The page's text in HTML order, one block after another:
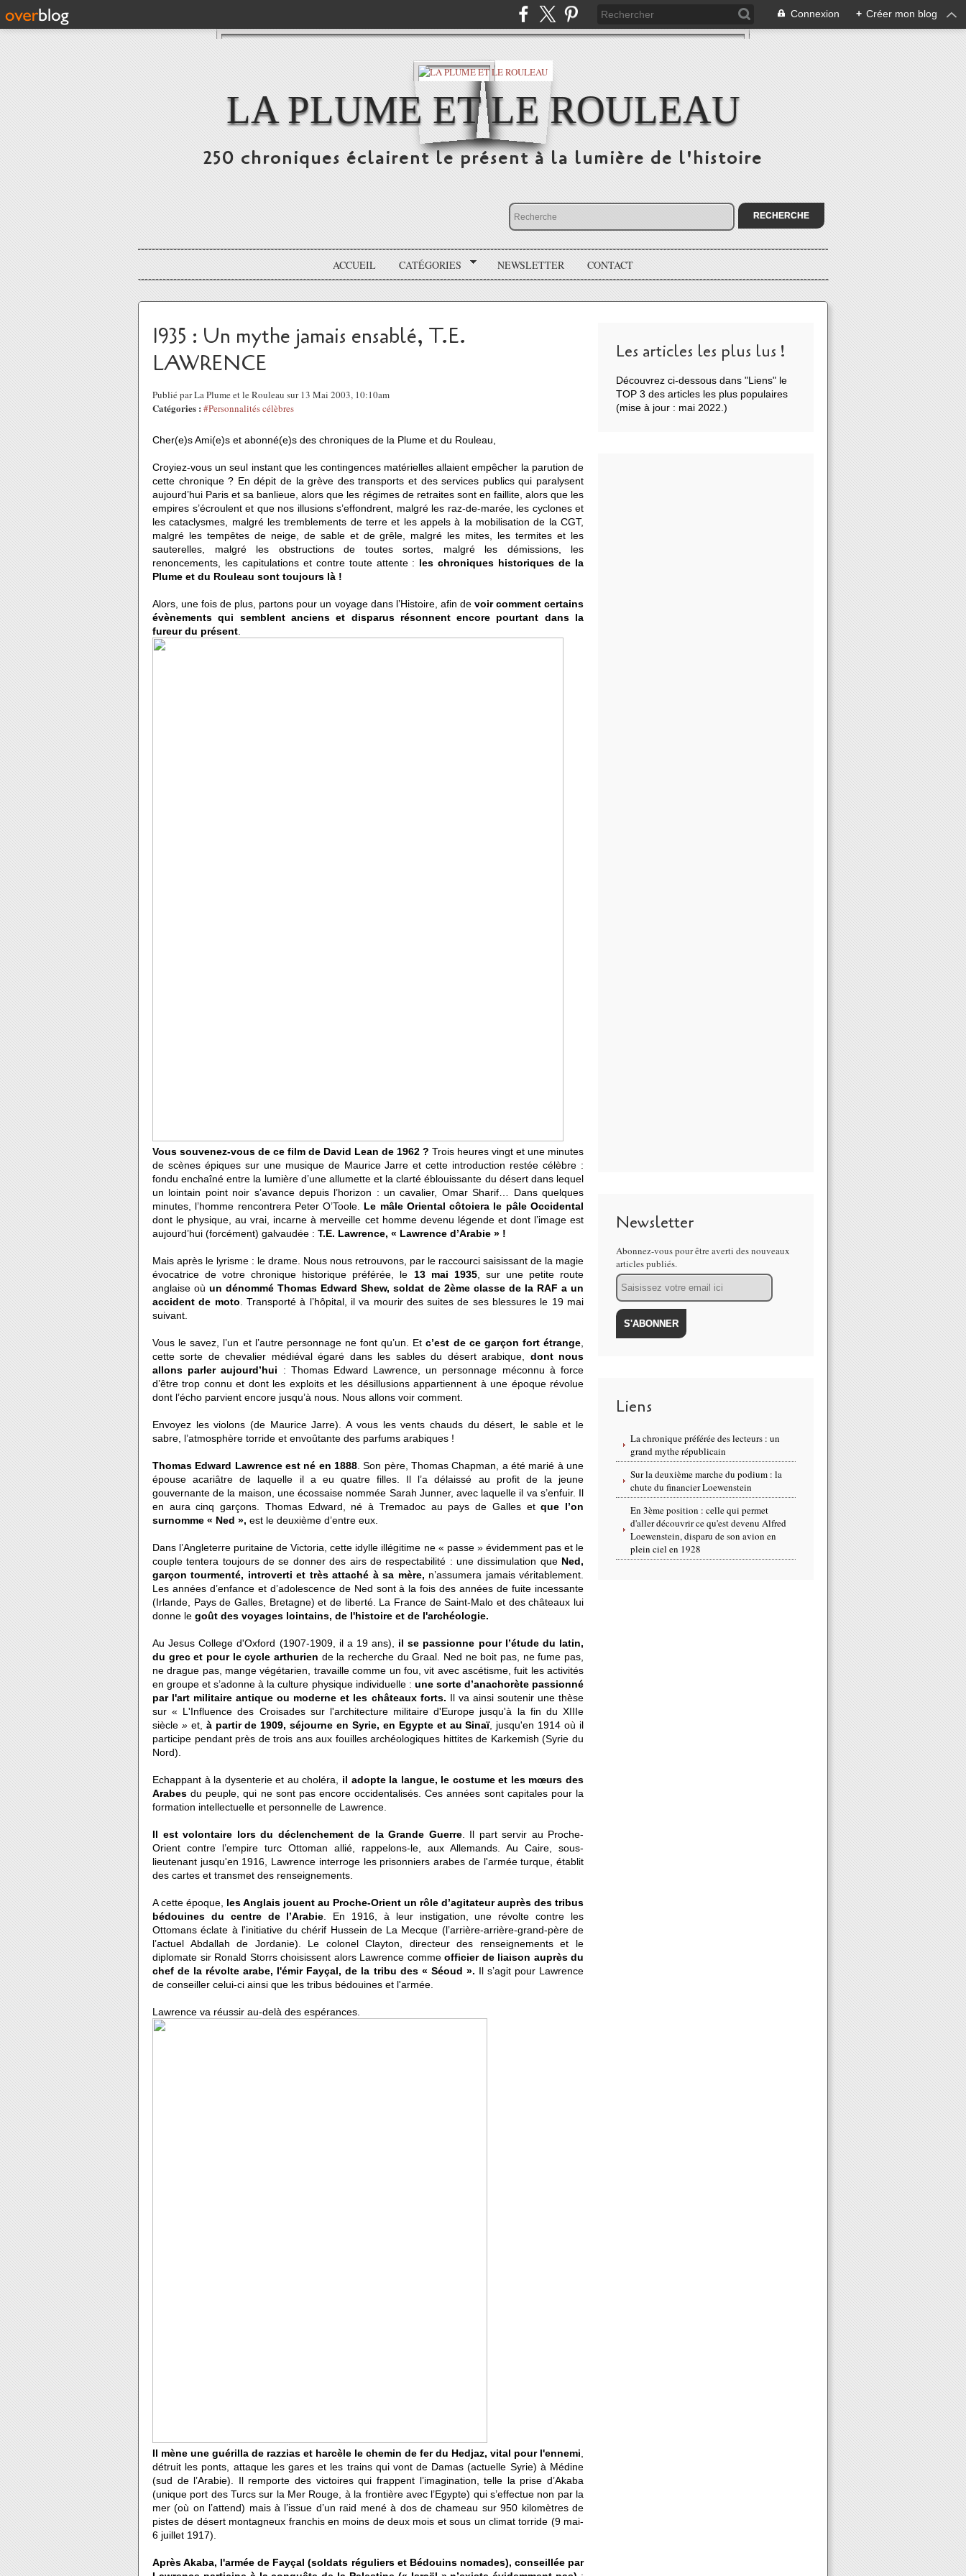
Connexion + Créer mon blog
LA PLUME ET LE ROULEAU
250 chroniques éclairent le présent à la lumière de l'histoire
ACCUEIL CATÉGORIES NEWSLETTER CONTACT
1935 : Un mythe jamais ensablé, T.E.
LAWRENCE
Publié par La Plume et le Rouleau sur 13 Mai 2003, 10:10am
Catégories : #Personnalités célèbres
Cher(e)s Ami(e)s et abonné(e)s des chroniques de la Plume et du Rouleau,
Croyiez-vous un seul instant que les contingences matérielles allaient empêcher la parution de
cette chronique ? En dépit de la grève des transports et des services publics qui paralysent
aujourd’hui Paris et sa banlieue, alors que les régimes de retraites sont en faillite, alors que les
empires s’écroulent et que nos illusions s’effondrent, malgré les raz-de-marée, les cyclones et
les cataclysmes, malgré les tremblements de terre et les appels à la mobilisation de la CGT,
malgré les tempêtes de neige, de sable et de grêle, malgré les mites, les termites et les
sauterelles, malgré les obstructions de toutes sortes, malgré les démissions, les
renoncements, les capitulations et contre toute attente : les chroniques historiques de la
Plume et du Rouleau sont toujours là !
Alors, une fois de plus, partons pour un voyage dans l’Histoire, afin de voir comment certains
évènements qui semblent anciens et disparus résonnent encore pourtant dans la
fureur du présent
Vous souvenez-vous de ce film de David Lean de 1962 ? Trois heures vingt et une minutes
de scènes épiques sur une musique de Maurice Jarre et cette introduction restée célèbre :
fondu enchaîné entre la lumière d’une allumette et la clarté éblouissante du désert dans lequel
un lointain point noir s’avance depuis l’horizon : un cavalier, Omar Sharif… Dans quelques
minutes, l’homme rencontrera Peter O’Toole. Le mâle Oriental côtoiera le pâle Occidental
dont le physique, au vrai, incarne à merveille cet homme devenu légende et dont l’image est
aujourd’hui (forcément) galvaudée : T.E. Lawrence, « Lawrence d’Arabie » !
Mais après le lyrisme : le drame. Nous nous retrouvons, par le raccourci saisissant de la magie
évocatrice de votre chronique historique préférée, le 13 mai 1935, sur une petite route
anglaise oùun dénommé Thomas Edward Shew, soldat de 2ème classe de la RAF a un
accident de moto . Transporté à l’hôpital, il va mourir des suites de ses blessures le 19 mai
suivant.
Vous le savez, l’un et l’autre personnage ne font qu’un. Etc’est de ce garçon fort étrange
cette sorte de chevalier médiéval égaré dans les sables du désert arabique, dont nous
allons parler aujourd’hui : Thomas Edward Lawrence, un personnage méconnu à force
d’être trop connu et dont les exploits et les désillusions appartiennent à une époque révolue
dont l’écho parvient encore jusqu’à nous. Nous allons voir comment.
Envoyez les violons (de Maurice Jarre). A vous les vents chauds du désert, le sable et le
sabre, l’atmosphère torride et envoûtante des parfums arabiques !
Thomas Edward Lawrence est né en 1888 . Son père, Thomas Chapman, a été marié à une
épouse acariâtre de laquelle il a eu quatre filles. Il l’a délaissé au profit de la jeune
gouvernante de la maison, une écossaise nommée Sarah Junner, avec laquelle il va s’enfuir. Il
en aura cinq garçons. Thomas Edward, né à Tremadoc au pays de Galles etque l’on
surnomme « Ned », est le deuxième d’entre eux.
Dans l’Angleterre puritaine de Victoria, cette idylle illégitime ne « passe » évidemment pas et le
couple tentera toujours de se donner des airs de respectabilité : une dissimulation que Ned,
garçon tourmenté, introverti et très attaché à sa mère, n’assumera jamais véritablement.
Les années d’enfance et d’adolescence de Ned sont à la fois des années de fuite incessante
(Irlande, Pays de Galles, Bretagne) et de liberté. La France de Saint-Malo et des châteaux lui
donne le goût des voyages lointains, de l'histoire et de l'archéologie.
Au Jesus College d'Oxford (1907-1909, il a 19 ans), il se passionne pour l’étude du latin,
du grec et pour le cycle arthurien de la recherche du Graal. Ned ne boit pas, ne fume pas,
ne drague pas, mange végétarien, travaille comme un fou, vit avec ascétisme, fuit les activités
en groupe et s’adonne à la culture physique individuelle : une sorte d’anachorète passionné
par l'art militaire antique ou moderne et les châteaux forts. Il va ainsi soutenir une thèse
sur « L'Influence des Croisades sur l'architecture militaire d'Europe jusqu'à la fin du XIIIe
siècle »et, à partir de 1909, séjourne en Syrie, en Egypte et au Sinaï, jusqu'en 1914 où il
participe pendant près de trois ans aux fouilles archéologiques hittites de Karkemish (Syrie du
Nord).
Echappant à la dysenterie et au choléra, il adopte la langue, le costume et les mœurs des
Arabes du peuple, qui ne sont pas encore occidentalisés. Ces années sont capitales pour la
formation intellectuelle et personnelle de Lawrence.
Il est volontaire lors du déclenchement de la Grande Guerre. Il part servir au Proche-
Orient contre l’empire turc Ottoman allié, rappelons-le, aux Allemands. Au Caire, sous-
lieutenant jusqu'en 1916, Lawrence interroge les prisonniers arabes de l'armée turque, établit
des cartes et transmet des renseignements.
A cette époque, les Anglais jouent au Proche-Orient un rôle d’agitateur auprès des tribus
bédouines du centre de l’Arabie . En 1916, à leur instigation, une révolte contre les
Ottomans éclate à l'initiative du chérif Hussein de La Mecque (l’arrière-arrière-grand-père de
l’actuel Abdallah de Jordanie). Le colonel Clayton, directeur des renseignements et le
diplomate sir Ronald Storrs choisissent alors Lawrence comme officier de liaison auprès du
chef de la révolte arabe, l'émir Fayçal, de la tribu des « Séoud ». Il s’agit pour Lawrence
de conseiller celui-ci ainsi que les tribus bédouines et l'armée.
Lawrence va réussir au-delà des espérances.
Il mène une guérilla de razzias et harcèle le chemin de fer du Hedjaz, vital pour l'ennemi
détruit les ponts, attaque les gares et les trains qui vont de Damas (actuelle Syrie) à Médine
(sud de l’Arabie). Il remporte des victoires qui frappent l’imagination, telle la prise d’Akaba
(unique port des Turcs sur la Mer Rouge, à la frontière avec l’Egypte) qui s’effectue non par la
mer (où on l’attend) mais à l’issue d’un raid mené à dos de chameau sur 950 kilomètres de
pistes de désert montagneux franchis en moins de deux mois et sous un climat torride (9 mai-
6 juillet 1917).
Après Akaba, l'armée de Fayçal (soldats réguliers et Bédouins nomades), conseillée par
Les articles les plus lus !
Découvrez ci-dessous dans "Liens" le
TOP 3 des articles les plus populaires
(mise à jour : mai 2022.)
Newsletter
Abonnez-vous pour être averti des nouveaux
articles publiés.
Email
Liens
La chronique préférée des lecteurs : un
grand mythe républicain
Sur la deuxième marche du podium : la
chute du financier Loewenstein
En 3ème position : celle qui permet
d'aller découvrir ce qu'est devenu Alfred
Loewenstein, disparu de son avion en
plein ciel en 1928